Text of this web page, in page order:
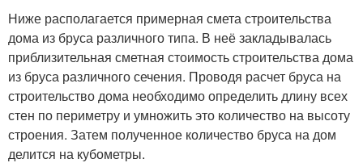
Ниже располагается примерная смета строительства
дома из бруса различного типа. В неё закладывалась
приблизительная сметная стоимость строительства дома
из бруса различного сечения. Проводя расчет бруса на
строительство дома необходимо определить длину всех
стен по периметру и умножить это количество на высоту
строения. Затем полученное количество бруса на дом
делится на кубометры.